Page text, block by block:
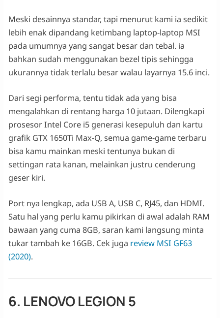
Meski desainnya standar, tapi menurut kami ia sedikit
lebih enak dipandang ketimbang laptop-laptop MSI
pada umumnya yang sangat besar dan tebal. ia
bahkan sudah menggunakan bezel tipis sehingga
ukurannya tidak terlalu besar walau layarnya 15.6 inci.
Dari segi performa, tentu tidak ada yang bisa
mengalahkan di rentang harga 10 jutaan. Dilengkapi
prosesor Intel Core i5 generasi kesepuluh dan kartu
grafik GTX 1650Ti Max-Q, semua game-game terbaru
bisa kamu mainkan meski tentunya bukan di
settingan rata kanan, melainkan justru cenderung
geser kiri.
Port nya lengkap, ada USB A, USB C, RJ45, dan HDMI.
Satu hal yang perlu kamu pikirkan di awal adalah RAM
bawaan yang cuma 8GB, saran kami langsung minta
tukar tambah ke 16GB. Cek juga review MSI GF63
(2020).
6. LENOVO LEGION 5